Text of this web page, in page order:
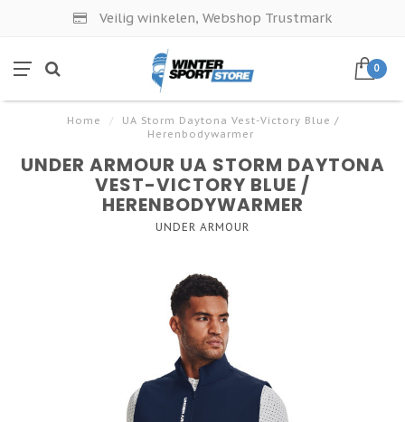
Veilig winkelen, Webshop Trustmark
0
Home /
UA Storm Daytona Vest-Victory Blue /
Herenbodywarmer
UNDER ARMOUR UA STORM DAYTONA
VEST-VICTORY BLUE /
HERENBODYWARMER
UNDER ARMOUR